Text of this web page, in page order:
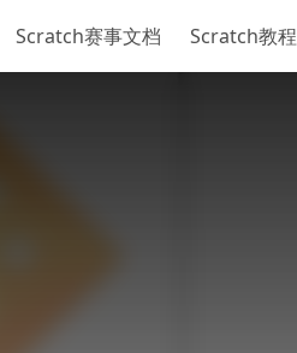
Scratch赛事文档 Scratch教程